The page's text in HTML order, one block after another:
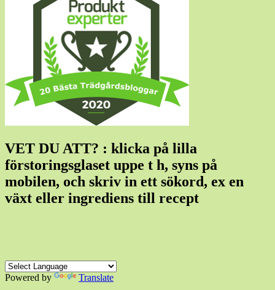
VET DU ATT? : klicka på lilla
förstoringsglaset uppe t h, syns på
mobilen, och skriv in ett sökord, ex en
växt eller ingrediens till recept
Powered by Translate